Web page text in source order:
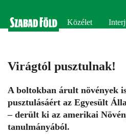
Közélet
Virágtól pusztulnak!
A boltokban árult növények
pusztulásáért az Egyesült
– derült ki az amerikai
tanulmányából.